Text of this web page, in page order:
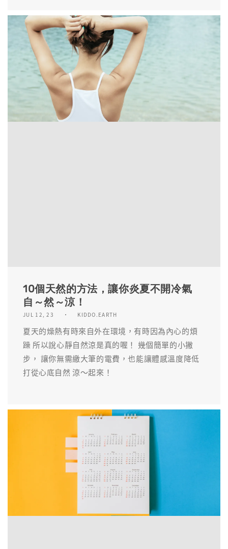
10個天然的方法，讓你炎夏不開冷氣
自～然～涼！
JUL 12, 23 KIDDO.EARTH
夏天的燥熱有時來自外在環境，有時因為內心的煩
躁 所以說心靜自然涼是真的喔！ 幾個簡單的小撇
步， 讓你無需繳大筆的電費，也能讓體感溫度降低
打從心底自然 涼～起來！